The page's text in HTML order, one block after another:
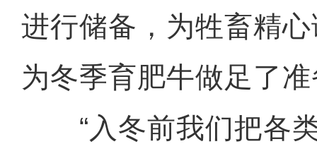
进行储备，为牲畜精心
为冬季育肥牛做足了
“入冬前我们把各类